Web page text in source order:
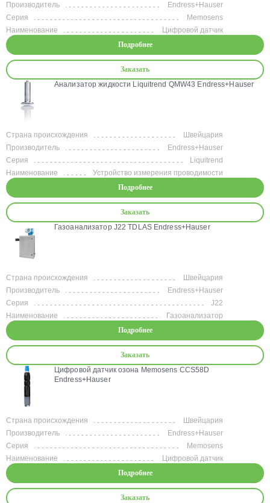
Производитель
Endress+Hauser
Серия
Memosens
Наименование
Цифровой датчик
Подробнее
Заказать
Анализатор жидкости Liquitrend QMW43 Endress+Hauser
Страна происхождения
Швейцария
Производитель
Endress+Hauser
Серия
Liquitrend
Наименование
Устройство измерения проводимости
Подробнее
Заказать
Газоанализатор J22 TDLAS Endress+Hauser
Страна происхождения
Швейцария
Производитель
Endress+Hauser
Серия
J22
Наименование
Газоанализатор
Подробнее
Заказать
Цифровой датчик озона Memosens CCS58D
Endress+Hauser
Страна происхождения
Швейцария
Производитель
Endress+Hauser
Серия
Memosens
Наименование
Цифровой датчик
Подробнее
Заказать